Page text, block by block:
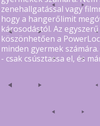
zenehallgatással vagy
hogy a hangerőlimit
károsodástól. Az
köszönhetően a
minden gyermek
- csak csúsztassa el, és